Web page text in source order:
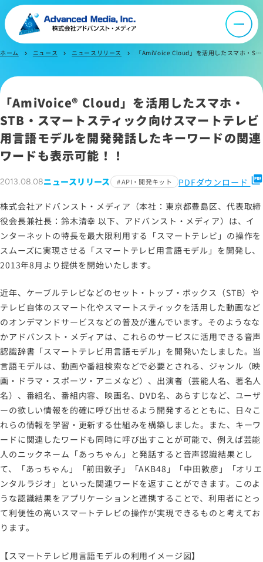
IR情報
お問い合わせ
サイトマップ
ソーシャルメディアポリシー
プライバシーポリシー
情報セキュリティポリシー
労働者派遣事業に関わる情報
メールマガジン
ホーム chevron_right ニュース chevron_right ニュースリリース chevron_right 「AmiVoice Cloud」を活用したスマホ・STB・スマートスティック向けスマートテレビ用言語モデルを開発発話したキーワードの関連ワードも表示可能！！
「AmiVoice® Cloud」を活用したスマホ・
STB・スマートスティック向けスマートテレビ
用言語モデルを開発発話したキーワードの関連
ワードも表示可能！！
2013.08.08ニュースリリース API・開発キット PDFダウンロード picture_as_pdf
株式会社アドバンスト・メディア（本社：東京都豊島区、代表取締
役会長兼社長：鈴木清幸 以下、アドバンスト・メディア）は、イ
ンターネットの特長を最大限利用する「スマートテレビ」の操作を
スムーズに実現させる「スマートテレビ用言語モデル」を開発し、
2013年8月より提供を開始いたします。
近年、ケーブルテレビなどのセット・トップ・ボックス（STB）や
テレビ自体のスマート化やスマートスティックを活用した動画など
のオンデマンドサービスなどの普及が進んでいます。そのようなな
かアドバンスト・メディアは、これらのサービスに活用できる音声
認識辞書「スマートテレビ用言語モデル」を開発いたしました。当
言語モデルは、動画や番組検索などで必要とされる、ジャンル（映
画・ドラマ・スポーツ・アニメなど）、出演者（芸能人名、著名人
名）、番組名、番組内容、映画名、DVD名、あらすじなど、ユーザ
ーの欲しい情報を的確に呼び出せるよう開発するとともに、日々こ
れらの情報を学習・更新する仕組みを構築しました。また、キーワ
ードに関連したワードも同時に呼び出すことが可能で、例えば芸能
人のニックネーム「あっちゃん」と発話すると音声認識結果とし
て、「あっちゃん」「前田敦子」「AKB48」「中田敦彦」「オリエ
ンタルラジオ」といった関連ワードを返すことができます。このよ
うな認識結果をアプリケーションと連携することで、利用者にとっ
て利便性の高いスマートテレビの操作が実現できるものと考えてお
ります。
【スマートテレビ用言語モデルの利用イメージ図】